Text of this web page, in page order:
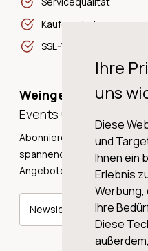
Ihre
uns
Diese
und
Ihnen ein
Erlebnis
Werbung,
Ihre
Diese
Käuferschutz
SSL-Verschlüsselung
Weingeschichten,
Events und Neuigkeiten!
Abonnieren Sie unseren
spannende
Angebote direkt in Ihre
Newsletter abonnieren